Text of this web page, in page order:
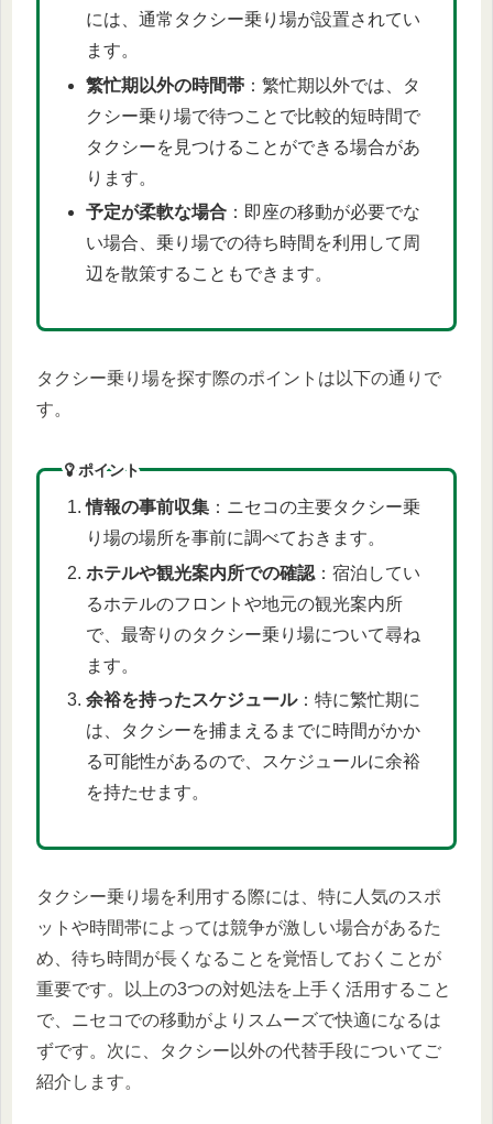
には、通常タクシー乗り場が設置されてい
ます。
繁忙期以外の時間帯：繁忙期以外では、タ
クシー乗り場で待つことで比較的短時間で
タクシーを見つけることができる場合があ
ります。
予定が柔軟な場合：即座の移動が必要でな
い場合、乗り場での待ち時間を利用して周
辺を散策することもできます。
タクシー乗り場を探す際のポイントは以下の通りで
す。
ポイント
情報の事前収集：ニセコの主要タクシー乗
り場の場所を事前に調べておきます。
ホテルや観光案内所での確認：宿泊してい
るホテルのフロントや地元の観光案内所
で、最寄りのタクシー乗り場について尋ね
ます。
余裕を持ったスケジュール：特に繁忙期に
は、タクシーを捕まえるまでに時間がかか
る可能性があるので、スケジュールに余裕
を持たせます。
タクシー乗り場を利用する際には、特に人気のスポ
ットや時間帯によっては競争が激しい場合があるた
め、待ち時間が長くなることを覚悟しておくことが
重要です。以上の3つの対処法を上手く活用すること
で、ニセコでの移動がよりスムーズで快適になるは
ずです。次に、タクシー以外の代替手段についてご
紹介します。